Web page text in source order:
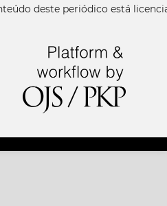
deste periódico está